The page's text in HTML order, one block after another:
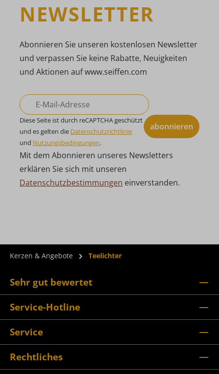
NEWSLETTER
Abonnieren Sie unseren kostenlosen Newsletter
und verpassen Sie keine Rabatte, Neuigkeiten
und Aktionen auf www.seiffen.com
abonnieren
Diese Seite ist durch reCAPTCHA geschützt
und es gelten die Datenschutzrichtlinie
und Nutzungsbedingungen.
Mit dem Abonnieren unseres Newsletters
erklären Sie sich mit unseren
Datenschutzbestimmungen einverstanden.
Kerzen & Angebote Teelichter
Sehr gut bewertet
Service-Hotline
Service
Rechtliches